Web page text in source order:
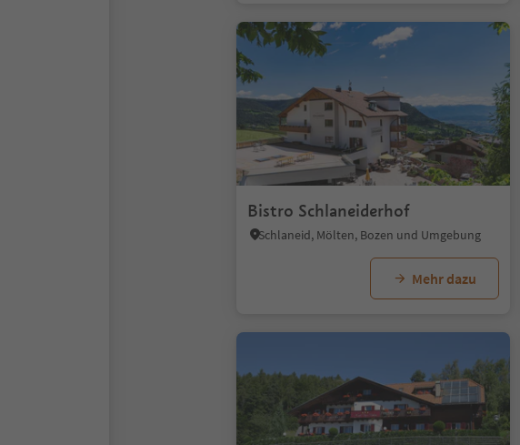
Bistro Schlaneiderhof
Schlaneid, Mölten, Bozen und Umgebung
Mehr dazu